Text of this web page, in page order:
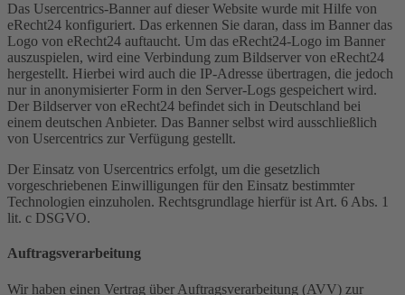
Das Usercentrics-Banner auf dieser Website wurde mit Hilfe von
eRecht24 konfiguriert. Das erkennen Sie daran, dass im Banner das
Logo von eRecht24 auftaucht. Um das eRecht24-Logo im Banner
auszuspielen, wird eine Verbindung zum Bildserver von eRecht24
hergestellt. Hierbei wird auch die IP-Adresse übertragen, die jedoch
nur in anonymisierter Form in den Server-Logs gespeichert wird.
Der Bildserver von eRecht24 befindet sich in Deutschland bei
einem deutschen Anbieter. Das Banner selbst wird ausschließlich
von Usercentrics zur Verfügung gestellt.
Der Einsatz von Usercentrics erfolgt, um die gesetzlich
vorgeschriebenen Einwilligungen für den Einsatz bestimmter
Technologien einzuholen. Rechtsgrundlage hierfür ist Art. 6 Abs. 1
lit. c DSGVO.
Auftragsverarbeitung
Wir haben einen Vertrag über Auftragsverarbeitung (AVV) zur